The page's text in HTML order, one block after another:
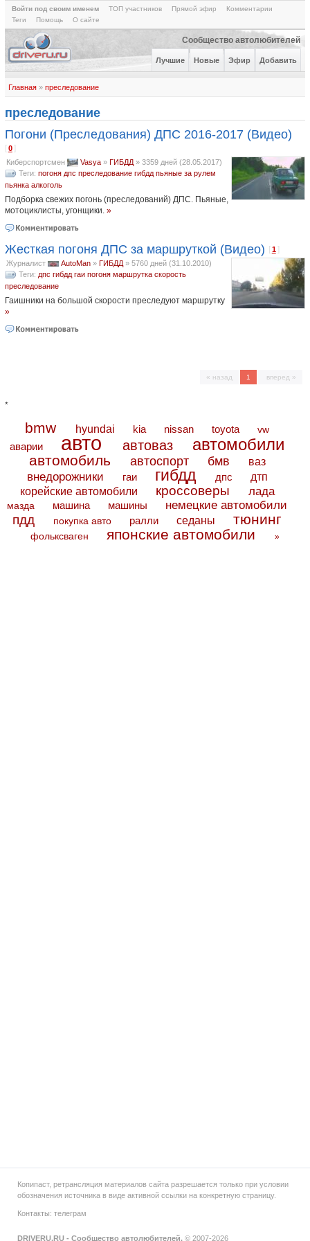
Войти под своим именем ТОП участников Прямой эфир
Комментарии
Теги
Помощь О сайте
Сообщество автолюбителей
Лучшие Новые Эфир Добавить
Главная» преследование
преследование
Погони (Преследования) ДПС 2016-2017 (Видео)
[0
Киберспортсмен Vasya» ГИБДД» 3359 дней (28.05.2017)
Теги: погоня дпс преследование гибдд пьяные за рулем
пьянка алкоголь
Подборка свежих погонь (преследований) ДПС. Пьяные,
мотоциклисты, угонщики. »
Жесткая погоня ДПС за маршруткой (Видео) [1
Журналист AutoMan» ГИБДД» 5760 дней (31.10.2010)
Теги: дпс гибдд гаи погоня маршрутка скорость
преследование
Гаишники на большой скорости преследуют маршрутку
»
« назад 1 вперед »
*
bmw hyundai kia nissan toyota vw
аварии авто автоваз автомобили
автомобиль автоспорт бмв ваз
внедорожники гаи гибдд дпс дтп
корейские автомобили кроссоверы лада
мазда машина машины немецкие автомобили
пдд покупка авто ралли седаны тюнинг
фольксваген японские автомобили »
Копипаст, ретрансляция материалов сайта разрешается только при условии
обозначения источника в виде активной ссылки на конкретную страницу.
Контакты: телеграм
DRIVERU.RU - Сообщество автолюбителей. © 2007-2026